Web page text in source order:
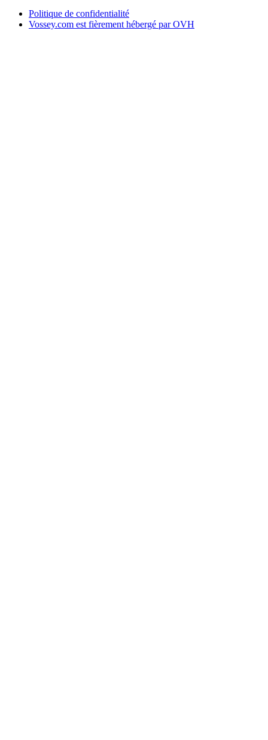
Politique de confidentialité
Vossey.com est fièrement hébergé par OVH